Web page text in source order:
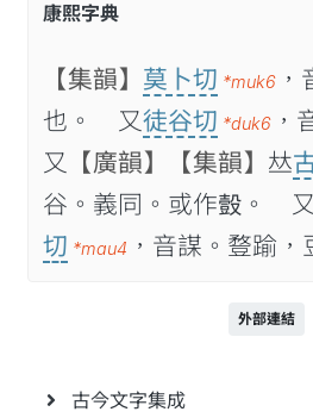
康熙字典
【集韻】 莫卜切 *muk6
也。 又徒谷切 *duk6 ，
又
【廣韻】 【集韻】 𠀤
谷。義同。或作𧯸。 又
切 *mau4 ，音謀。䜼踰，
外部連結
古今文字集成